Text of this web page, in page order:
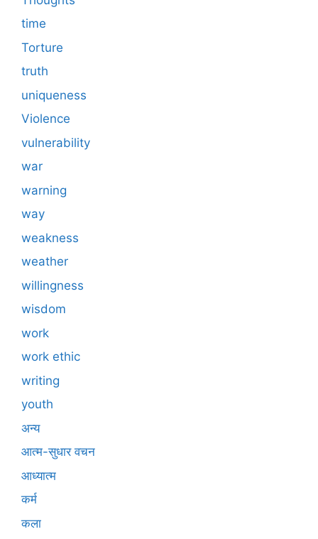
time
Torture
truth
uniqueness
Violence
vulnerability
war
warning
way
weakness
weather
willingness
wisdom
work
work ethic
writing
youth
अन्य
आत्म-सुधार वचन
आध्यात्म
कर्म
कला